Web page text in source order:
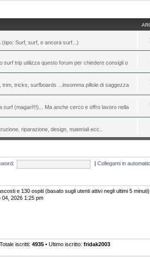
(tipo: Surf, surf, e ancora surf...)
surf trip utilizza questo forum per chiedere consigli o
trim, tricks, surfboards ...insomma pillole di saggezza
surf (magari!!!)... Ma anche cerco e offro lavoro nella
riparazione, design, materiali ecc..
Collegami in
e 130 ospiti (basato sugli utenti attivi negli ultimi 5 minuti)
04, 2026 1:25 pm
iscritti: 4935 • Ultimo iscritto: fridak2003